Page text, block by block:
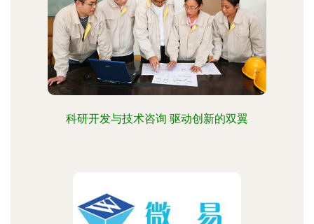
科研开发与技术咨询 驱动创新的双翼